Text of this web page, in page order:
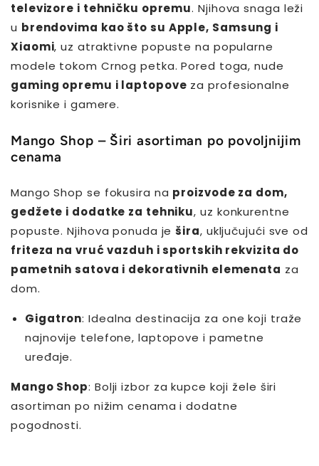
televizore i tehničku opremu. Njihova snaga leži
u brendovima kao što su Apple, Samsung i
Xiaomi, uz atraktivne popuste na popularne
modele tokom Crnog petka. Pored toga, nude
gaming opremu i laptopove za profesionalne
korisnike i gamere.
Mango Shop – Širi asortiman po povoljnijim
cenama
Mango Shop se fokusira na proizvode za dom,
gedžete i dodatke za tehniku, uz konkurentne
popuste. Njihova ponuda ješira, uključujući sve od
friteza na vruć vazduh i sportskih rekvizita do
pametnih satova i dekorativnih elemenata za
dom.
Gigatron: Idealna destinacija za one koji traže
najnovije telefone, laptopove i pametne
uređaje.
Mango Shop: Bolji izbor za kupce koji žele širi
asortiman po nižim cenama i dodatne
pogodnosti.